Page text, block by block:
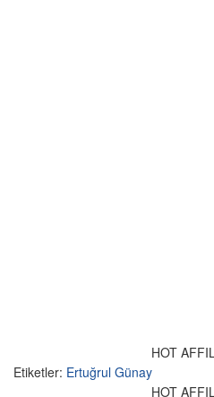
HOT
Etiketler: Ertuğrul Günay
HOT